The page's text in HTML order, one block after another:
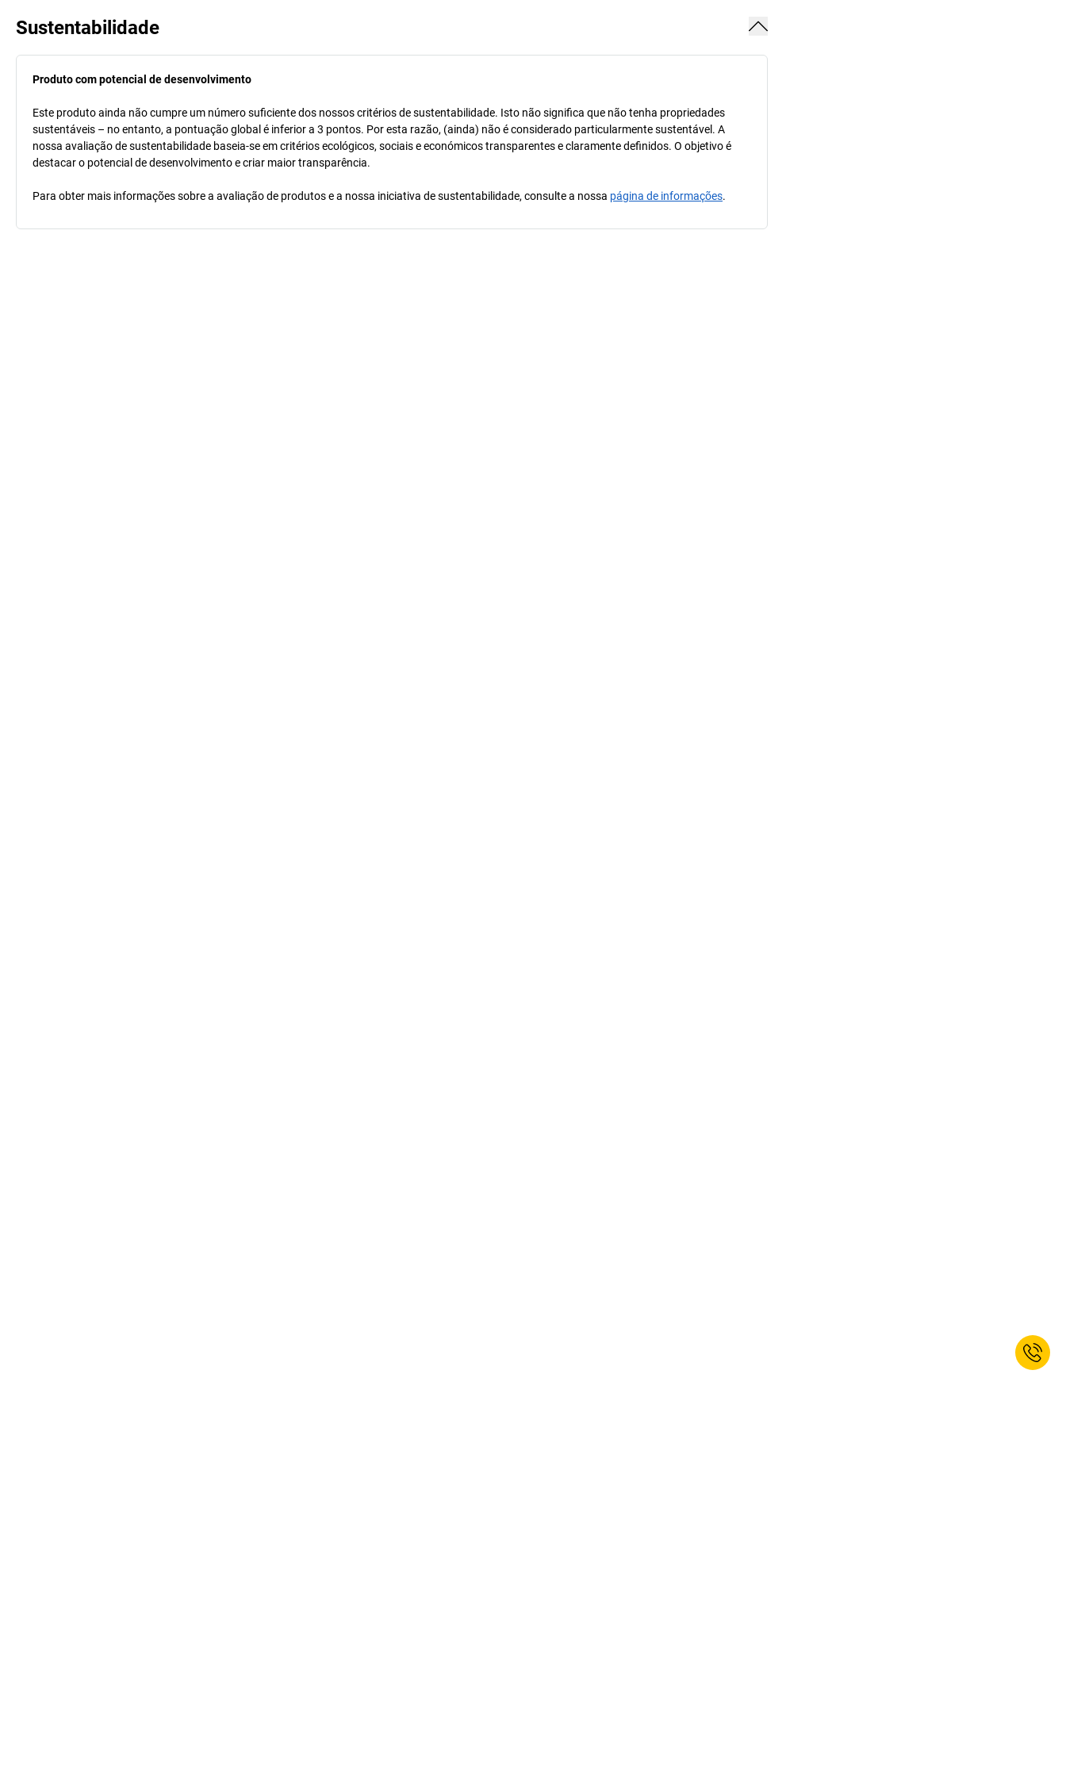
Sustentabilidade
Produto com potencial de desenvolvimento
Este produto ainda não cumpre um número suficiente dos nossos critérios de sustentabilidade. Isto não significa que não tenha propriedades
sustentáveis – no entanto, a pontuação global é inferior a 3 pontos. Por esta razão, (ainda) não é considerado particularmente sustentável. A
nossa avaliação de sustentabilidade baseia-se em critérios ecológicos, sociais e económicos transparentes e claramente definidos. O objetivo é
destacar o potencial de desenvolvimento e criar maior transparência.
Para obter mais informações sobre a avaliação de produtos e a nossa iniciativa de sustentabilidade, consulte a nossa página de informações.